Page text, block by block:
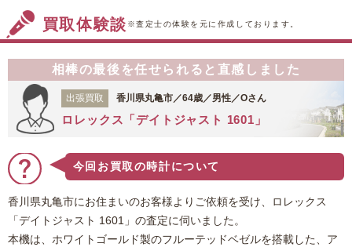
買取体験談 ※査定士の体験を元に作成しております。
相棒の最後を任せられると直感しました
出張買取 香川県丸亀市／64歳／男性／Oさん
ロレックス「デイトジャスト 1601」
今回お買取の時計について
香川県丸亀市にお住まいのお客様よりご依頼を受け、ロレックス
「デイトジャスト 1601」の査定に伺いました。
本機は、ホワイトゴールド製のフルーテッドベゼルを搭載した、ア